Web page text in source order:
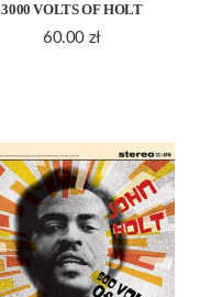
3000 VOLTS OF HOLT
60.00 zł